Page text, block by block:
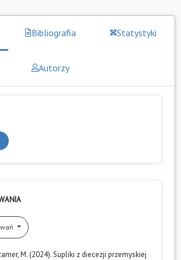
Bibliografia Statystyki
Autorzy
M. (2024). Supliki z diecezji przemyskiej